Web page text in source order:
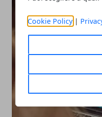
Cookie Policy|